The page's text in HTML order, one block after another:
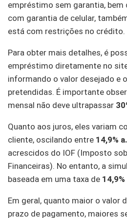
empréstimo sem garantia,
com garantia de celular,
está com restrições no crédito.
Para obter mais detalhes, é
empréstimo diretamente no
informando o valor desejado e
pretendidas. É importante
mensal não deve ultrapassar
Quanto aos juros, eles variam
cliente, oscilando entre 14,9%
acrescidos do IOF (Imposto
Financeiras). No entanto, a
baseada em uma taxa de 14,9%
Em geral, quanto maior o valor
prazo de pagamento, maiores